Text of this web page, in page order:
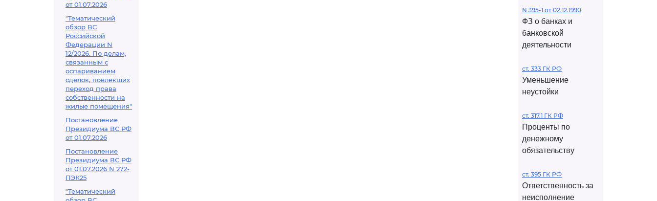
от 01.07.2026
"Тематический
обзор ВС
Российской
Федерации N
12/2026. По делам,
связанным с
оспариванием
сделок, повлекших
переход права
собственности на
жилые помещения"
Постановление
Президиума ВС РФ
от 01.07.2026
Постановление
Президиума ВС РФ
от 01.07.2026 N 272-
ПЭК25
"Тематический
N 395-1 от 02.12.1990
ФЗ о банках и
банковской
деятельности
ст. 333 ГК РФ
Уменьшение
неустойки
ст. 317.1 ГК РФ
Проценты по
денежному
обязательству
ст. 395 ГК РФ
Ответственность за
неисполнение